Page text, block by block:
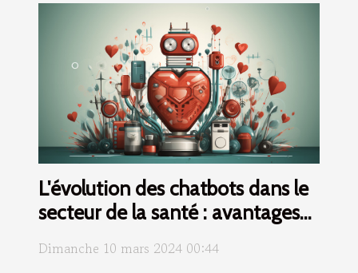
L'évolution des chatbots dans le
secteur de la santé : avantages
Dimanche 10 mars 2024 00:44